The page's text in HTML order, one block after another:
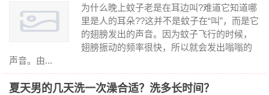
为什么晚上蚊子老是在耳边叫?难道它知道哪
里是人的耳朵??这并不是蚊子在“叫”，而是它
的翅膀发出的声音。因为蚊子飞行的时候，
翅膀振动的频率很快，所以就会发出嗡嗡的
声音。由...
夏天男的几天洗一次澡合适？洗多长时间？